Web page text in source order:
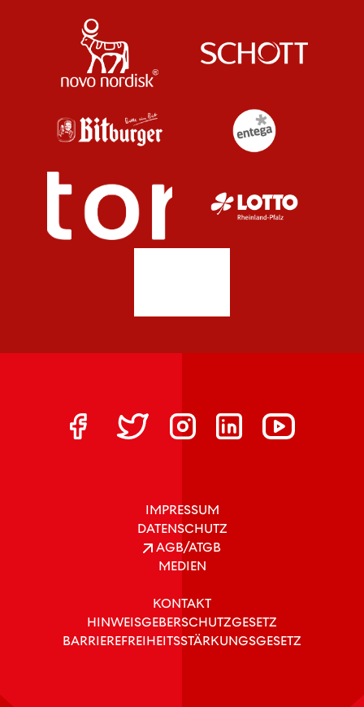
IMPRESSUM
DATENSCHUTZ
AGB/ATGB
MEDIEN
KONTAKT
HINWEISGEBERSCHUTZGESETZ
BARRIEREFREIHEITSSTÄRKUNGSGESETZ